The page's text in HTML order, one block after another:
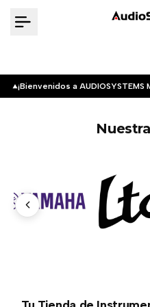
¡Bienvenidos a